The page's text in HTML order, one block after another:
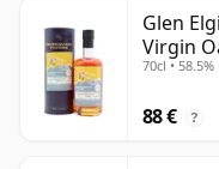
Glen
Virgin
70cl • 58.5%
88 € ?